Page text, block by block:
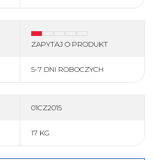
Spodnie
Skarpety
ZAPYTAJ O PRODUKT
5-7 DNI ROBOCZYCH
01CZ2015
17 KG